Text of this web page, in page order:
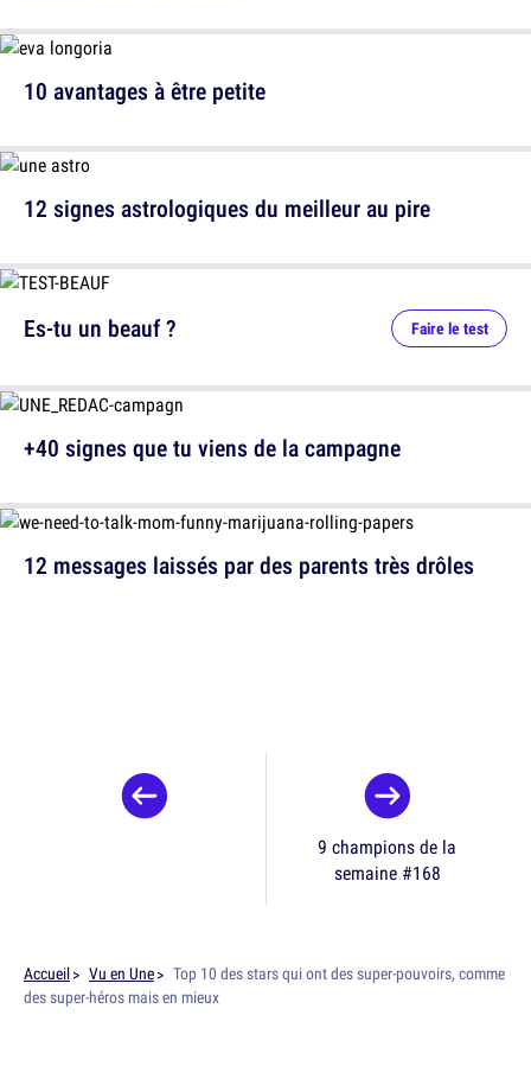
10 avantages à être petite
12 signes astrologiques du meilleur au pire
12 messages laissés par des parents très drôles
Es-tu un beauf ? Faire le test
+40 signes que tu viens de la campagne
9 champions de la
semaine #168
Accueil Vu en Une
Top 10 des stars qui ont des super-pouvoirs, comme
des super-héros mais en mieux